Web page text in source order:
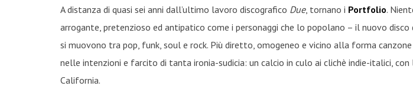
A distanza di quasi sei anni dall’ultimo lavoro discografico Due, tornano i Portfolio.
arrogante, pretenzioso ed antipatico come i personaggi che lo popolano – il nuovo
si muovono tra pop, funk, soul e rock. Più diretto, omogeneo e vicino alla forma
nelle intenzioni e farcito di tanta ironia-sudicia: un calcio in culo ai clichè indie-italici,
California.